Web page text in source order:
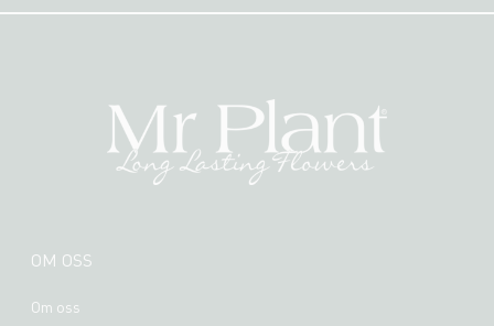
OM OSS
Om oss